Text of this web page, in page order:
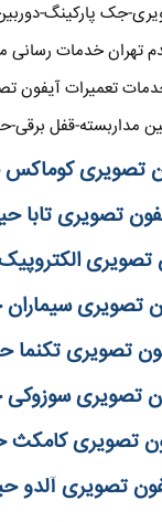
جک پارکینگ-
تهران خدمات رسانی
تعمیرات
مداربسته-قفل
تصویری
تصویری تابا
تصویری
تصویری
تصویری تکنما
تصویری
تصویری
تصویری آلدو